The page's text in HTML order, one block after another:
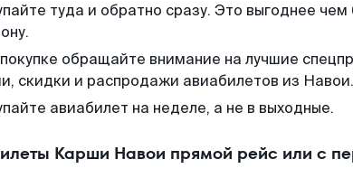
туда и обратно сразу. Это выгоднее
обращайте внимание на лучшие
скидки и распродажи авиабилетов из Навои.
авиабилет на неделе, а не в выходные.
Карши Навои прямой рейс или с